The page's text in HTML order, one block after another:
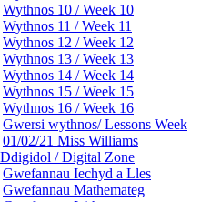
Wythnos 10 / Week 10
Wythnos 11 / Week 11
Wythnos 12 / Week 12
Wythnos 13 / Week 13
Wythnos 14 / Week 14
Wythnos 15 / Week 15
Wythnos 16 / Week 16
Gwersi wythnos/ Lessons Week
01/02/21 Miss Williams
/ Digital Zone
Gwefannau Iechyd a Lles
Gwefannau Mathemateg